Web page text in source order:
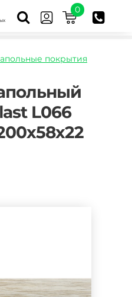
0
покрытия
id/normal/plintus-
L066